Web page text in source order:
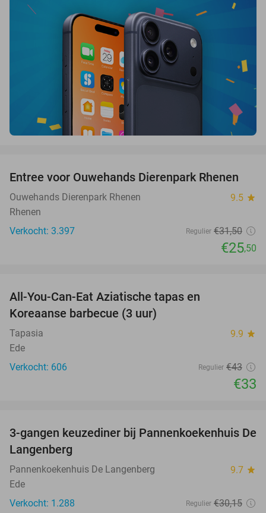
19%
Entree voor Ouwehands Dierenpark Rhenen
Ouwehands Dierenpark Rhenen 9.5 star
Rhenen
Verkocht: 3.397
Regulier €31,50
€25,50
All-You-Can-Eat Aziatische tapas en
Koreaanse barbecue (3 uur)
Tapasia 9.9 star
Ede
Verkocht: 606
Regulier €43
€33
42%
3-gangen keuzediner bij Pannenkoekenhuis De
Langenberg
Pannenkoekenhuis De Langenberg 9.7 star
Ede
Verkocht: 1.288
Regulier €30,15